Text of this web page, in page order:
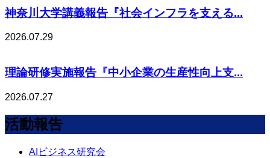
神奈川大学講義報告『社会インフラを支える...
2026.07.29
理論研修実施報告『中小企業の生産性向上支...
2026.07.27
活動報告
AIビジネス研究会